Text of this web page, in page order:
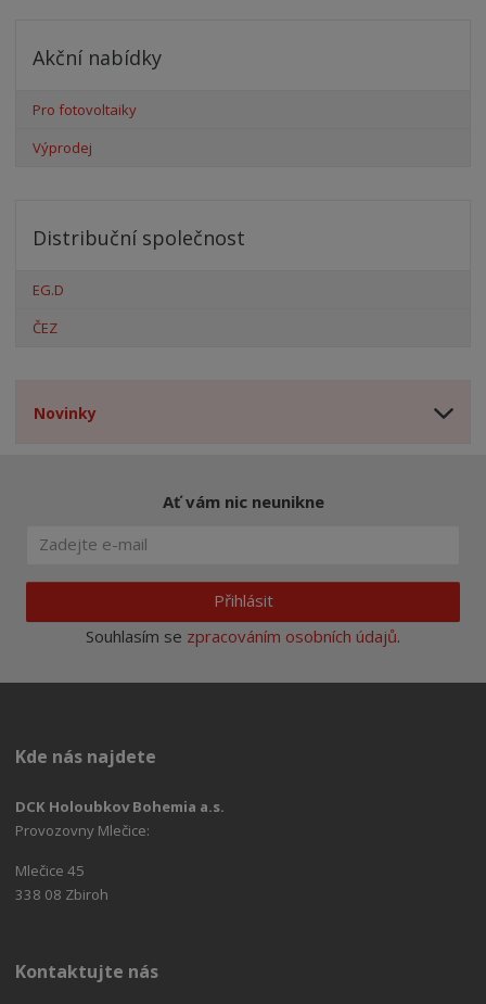
Akční nabídky
Pro fotovoltaiky
Výprodej
Distribuční společnost
EG.D
ČEZ
Novinky
Ať vám nic neunikne
Přihlásit
Souhlasím se zpracováním osobních údajů.
Kde nás najdete
DCK Holoubkov Bohemia a.s.
Provozovny Mlečice:
Mlečice 45
338 08 Zbiroh
Kontaktujte nás